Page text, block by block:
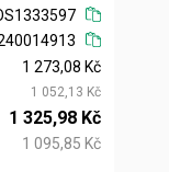
1 273,08 Kč
1 052,13 Kč
1 325,98 Kč
1 095,85 Kč